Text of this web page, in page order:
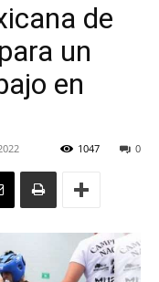
de
un
en
0
1047